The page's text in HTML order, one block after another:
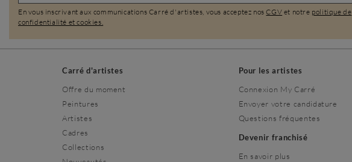
En vous inscrivant aux communications Carré d'artistes, vous acceptez nosCGV et notre politique de
confidentialité et cookies.
Carré d'artistes
Offre du moment
Peintures
Artistes
Cadres
Collections
Pour les artistes
Connexion My Carré
Envoyer votre candidature
Questions fréquentes
Devenir franchisé
En savoir plus